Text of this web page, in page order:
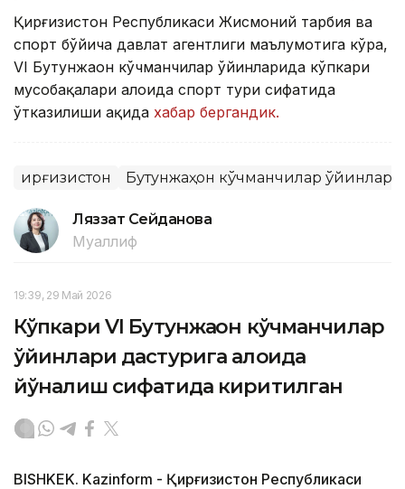
Қирғизистон Республикаси Жисмоний тарбия ва
спорт бўйича давлат агентлиги маълумотига кўра,
VI Бутунжаҳон кўчманчилар ўйинларида кўпкари
мусобақалари алоҳида спорт тури сифатида
ўтказилиши ҳақида хабар бергандик.
Қирғизистон Бутунжаҳон кўчманчилар ўйинлари
Ляззат Сейданова
Муаллиф
19:39, 29 Май 2026
Кўпкари VI Бутунжаҳон кўчманчилар
ўйинлари дастурига алоҳида
йўналиш сифатида киритилган
BISHKEK. Kazinform - Қирғизистон Республикаси